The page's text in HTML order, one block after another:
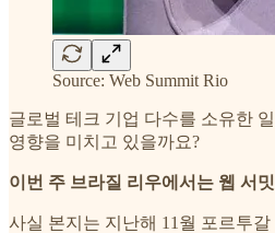
Source: Web Summit Rio
글로벌 테크 기업 다수를 소유한
영향을 미치고 있을까요?
이번 주 브라질 리우에서는 웹 서
사실 본지는 지난해 11월 포르투